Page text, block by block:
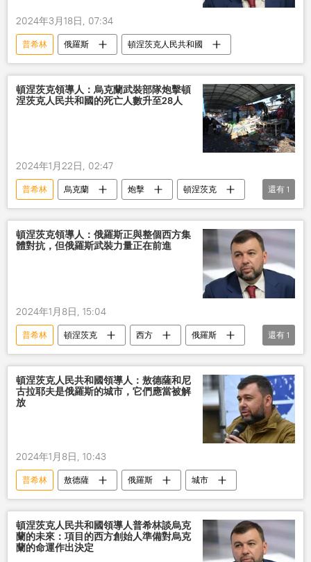
2024年3月18日, 07:34
普希林 俄羅斯 頓涅茨克人民共和國
頓涅茨克領導人：烏克蘭武裝部隊炮擊頓
涅茨克人民共和國的死亡人數升至28人
2024年1月22日, 02:47
普希林 烏克蘭 炮擊
頓涅茨克
死亡人數
還有 1
頓涅茨克領導人：俄羅斯正與整個西方集
體對抗，但俄羅斯武裝力量正在前進
2024年1月8日, 15:04
普希林 頓涅茨克 西方
俄羅斯
澤連斯基
還有 1
頓涅茨克人民共和國領導人：敖德薩和尼
古拉耶夫是俄羅斯的城市，它們應當被解
放
2024年1月8日, 10:43
普希林 敖德薩 俄羅斯 城市
頓涅茨克人民共和國領導人普希林談烏克
蘭的未來：項目的西方創始人準備對烏克
蘭的命運作出決定